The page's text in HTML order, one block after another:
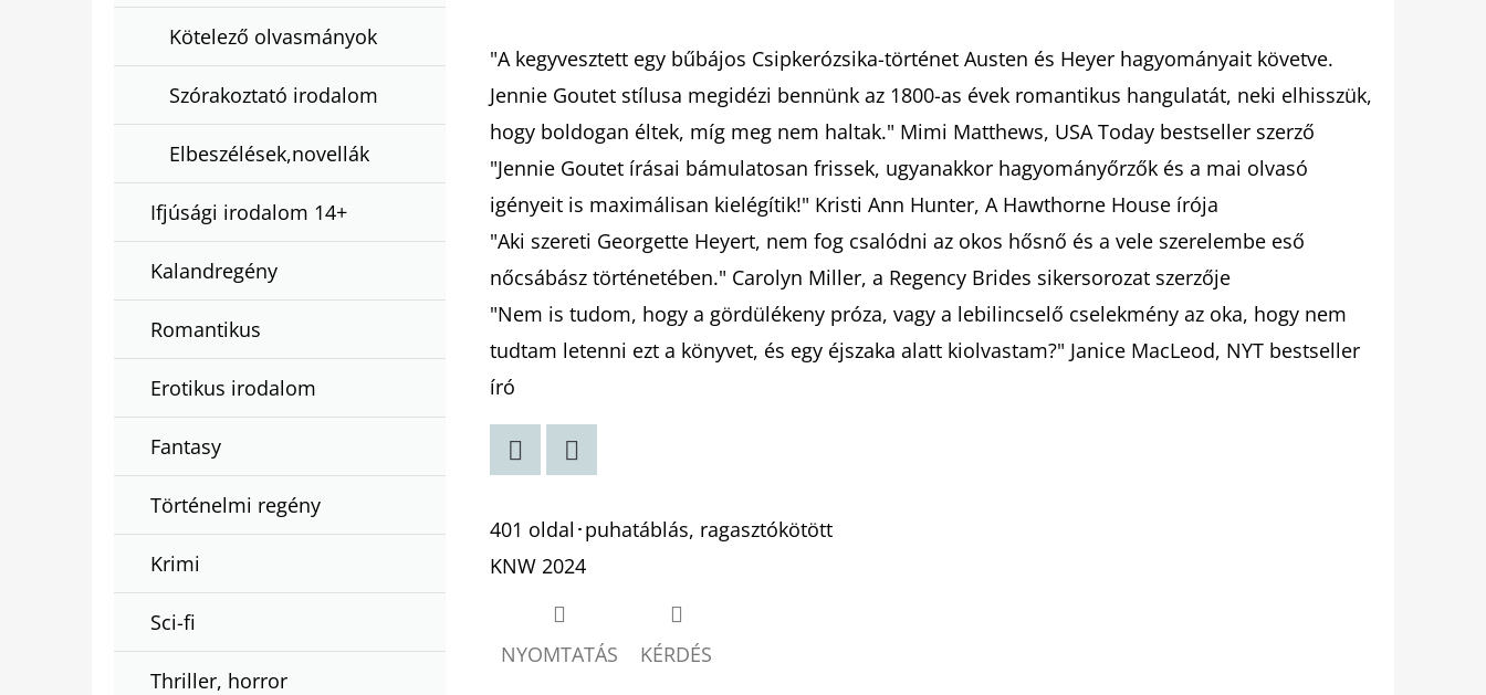
Kötelező olvasmányok
Szórakoztató irodalom
Elbeszélések,novellák
Ifjúsági irodalom 14+
Kalandregény
Romantikus
Erotikus irodalom
Fantasy
Történelmi regény
Krimi
Sci-fi
Thriller, horror
"A kegyvesztett egy bűbájos Csipkerózsika-történet Austen és Heyer hagyományait követve.
Jennie Goutet stílusa megidézi bennünk az 1800-as évek romantikus hangulatát, neki elhisszük,
hogy boldogan éltek, míg meg nem haltak." Mimi Matthews, USA Today bestseller szerző
"Jennie Goutet írásai bámulatosan frissek, ugyanakkor hagyományőrzők és a mai olvasó
igényeit is maximálisan kielégítik!" Kristi Ann Hunter, A Hawthorne House írója
"Aki szereti Georgette Heyert, nem fog csalódni az okos hősnő és a vele szerelembe eső
nőcsábász történetében." Carolyn Miller, a Regency Brides sikersorozat szerzője
"Nem is tudom, hogy a gördülékeny próza, vagy a lebilincselő cselekmény az oka, hogy nem
tudtam letenni ezt a könyvet, és egy éjszaka alatt kiolvastam?" Janice MacLeod, NYT bestseller
író
401 oldal･puhatáblás, ragasztókötött
KNW 2024
NYOMTATÁS KÉRDÉS